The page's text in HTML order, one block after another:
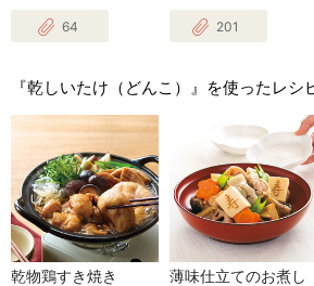
64 201
『乾しいたけ（どんこ）』を使ったレシ
乾物鶏すき焼き
薄味仕立てのお煮し